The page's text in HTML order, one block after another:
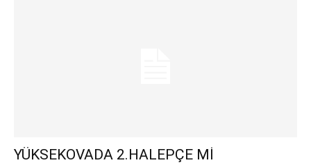
YÜKSEKOVADA 2.HALEPÇE Mİ